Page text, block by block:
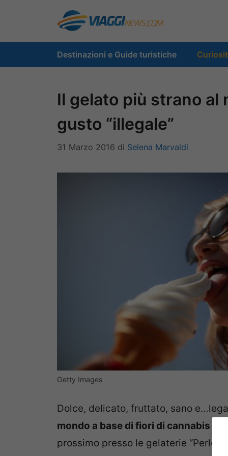
contenuto
Destinazioni e Guide turistiche
Il gelato più strano al
gusto “illegale”
31 Marzo 2016 di Selena Marvaldi
Getty Images
Dolce, delicato, fruttato, sano
mondo a base di fiori di cannabis
prossimo presso le gelaterie